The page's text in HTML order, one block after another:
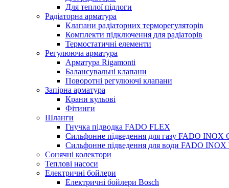
Для теплої підлоги
Радіаторна арматура
Клапани радіаторних терморегуляторів
Комплекти підключення для радіаторів
Термостатичні елементи
Регулююча арматура
Арматура Rigamonti
Балансувальні клапани
Поворотні регулюючі клапани
Запірна арматура
Крани кульові
Фітинги
Шланги
Гнучка підводка FADO FLEX
Сильфонне підведення для газу FADO INOX
Сильфонне підведення для води FADO INOX
Сонячні колектори
Теплові насоси
Електричні бойлери
Електричні бойлери Bosch